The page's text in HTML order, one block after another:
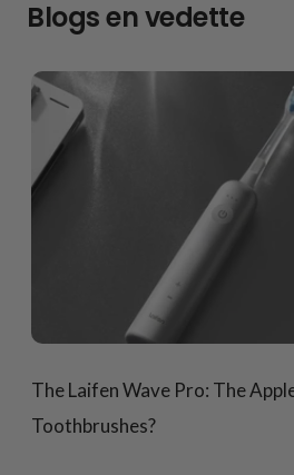
Blogs en vedette
The Laifen Wave Pro: The
Toothbrushes?